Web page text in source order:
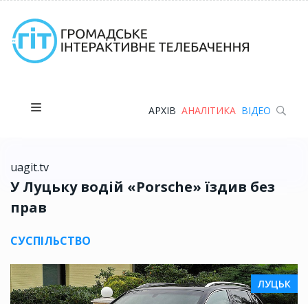
АРХІВ АНАЛІТИКА ВІДЕО
uagit.tv
У Луцьку водій «Porsche» їздив без
прав
СУСПІЛЬСТВО
ЛУЦЬК